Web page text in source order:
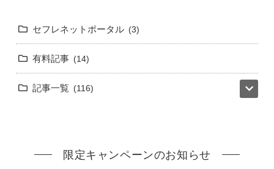
セフレネットポータル 3
有料記事 14
記事一覧 116
限定キャンペーンのお知らせ